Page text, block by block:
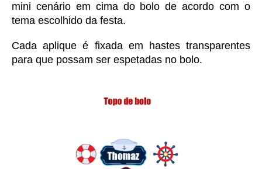
mini cenário em cima do bolo de acordo com o
tema escolhido da festa.
Cada aplique é fixada em hastes transparentes
para que possam ser espetadas no bolo.